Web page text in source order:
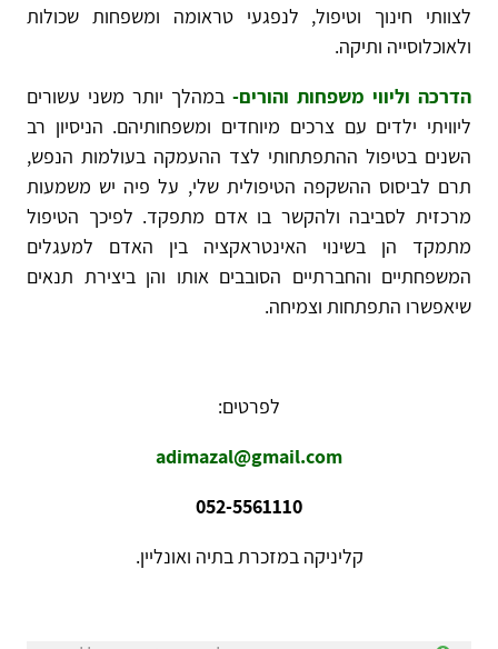
לצוותי חינוך וטיפול, לנפגעי טראומה ומשפחות שכולות
ולאוכלוסייה ותיקה.
הדרכה וליווי משפחות והורים- במהלך יותר משני עשורים
ליוויתי ילדים עם צרכים מיוחדים ומשפחותיהם. הניסיון רב
השנים בטיפול ההתפתחותי לצד ההעמקה בעולמות הנפש,
תרם לביסוס ההשקפה הטיפולית שלי, על פיה יש משמעות
מרכזית לסביבה ולהקשר בו אדם מתפקד. לפיכך הטיפול
מתמקד הן בשינוי האינטראקציה בין האדם למעגלים
המשפחתיים והחברתיים הסובבים אותו והן ביצירת תנאים
שיאפשרו התפתחות וצמיחה.
לפרטים:
adimazal@gmail.com
052-5561110
קליניקה במזכרת בתיה ואונליין.